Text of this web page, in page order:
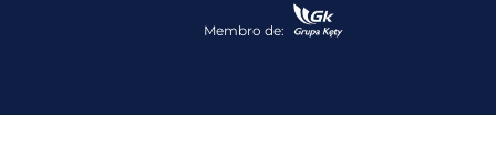
Membro de: